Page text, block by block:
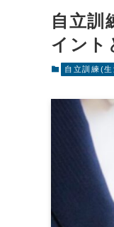
自立訓
イント
自立訓練(